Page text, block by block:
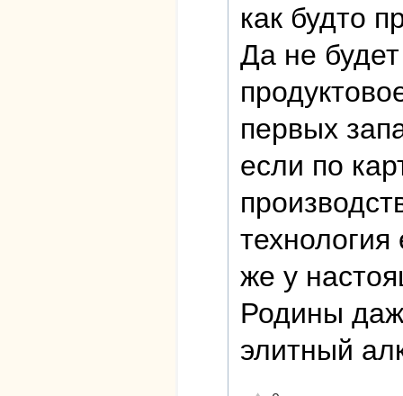
как будто
Да не
первых
если по
же у
Родины
элитный